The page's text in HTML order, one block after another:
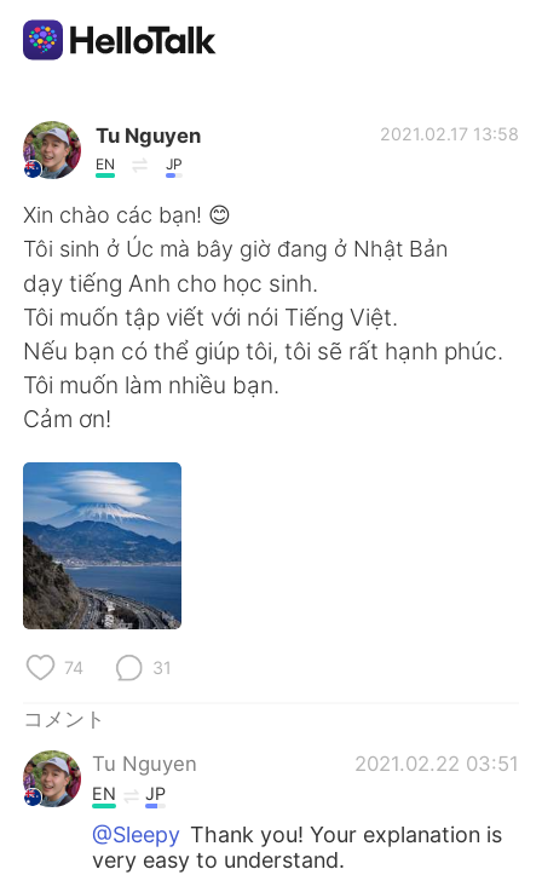
語学交換アプリ
AI Grammar Checker
日本語
English 简体中文
繁體中文
العربية
Deutsch
Русский
Indonesia
Türkçe
Português
Tu Nguyen
EN JP
2021.02.17 13:58
Xin chào các bạn! 😊
Tôi sinh ở Úc mà bây giờ đang ở Nhật Bản
dạy tiếng Anh cho học sinh.
Tôi muốn tập viết với nói Tiếng Việt.
Nếu bạn có thể giúp tôi, tôi sẽ rất hạnh phúc.
Tôi muốn làm nhiều bạn.
Cảm ơn!
74 31
コメント
Tu Nguyen
2021.02.22 03:51
EN JP
@Sleepy Thank you! Your explanation is
very easy to understand.